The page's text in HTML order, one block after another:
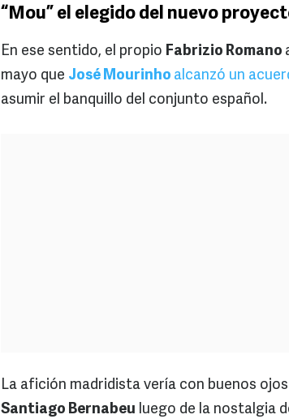
“Mou” el elegido del nuevo
En ese sentido, el propio Fabrizio Romano
mayo que José Mourinho alcanzó un
asumir el banquillo del conjunto español.
La afición madridista vería con buenos
Santiago Bernabeu luego de la nostalgia